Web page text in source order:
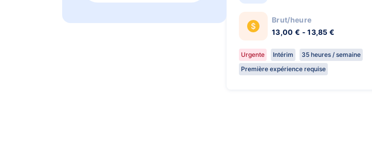
Brut/heure
13,00 € - 13,85 €
Urgente Intérim
35 heures / semaine
Première expérience requise